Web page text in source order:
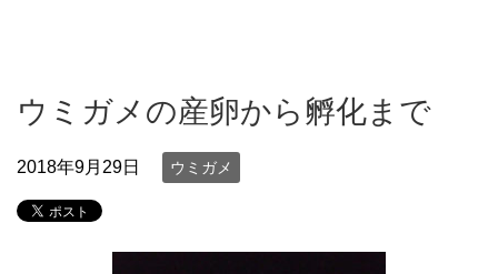
ウミガメの産卵から孵化まで
2018年9月29日 ウミガメ